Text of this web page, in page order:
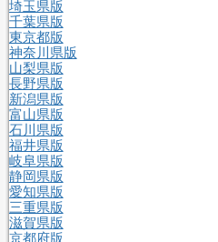
埼玉県版
千葉県版
東京都版
神奈川県版
山梨県版
長野県版
新潟県版
富山県版
石川県版
福井県版
岐阜県版
静岡県版
愛知県版
三重県版
滋賀県版
京都府版